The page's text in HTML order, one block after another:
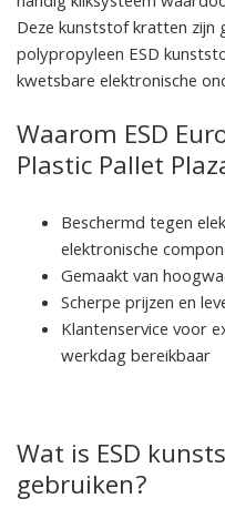
Deze kunststof kratten
polypropyleen ESD
kwetsbare elektronische
Waarom ESD
Plastic Pallet
Beschermd tegen
elektronische
Gemaakt van
Scherpe prijzen en
Klantenservice voor
werkdag bereikbaar
Wat is ESD
gebruiken?